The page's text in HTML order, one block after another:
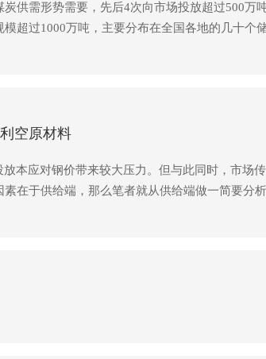
供需形势需要，先后4次向市场投放超过500
超过1000万吨，主要分布在全国各地的几十
空原材料
本应对钢价带来较大压力。但与此同时，市场
在于供给端，那么笔者就从供给端做一简要分析